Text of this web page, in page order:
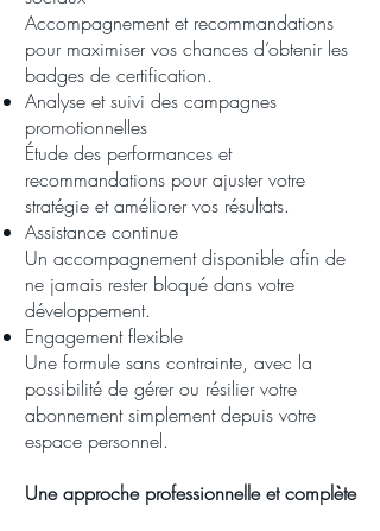
Accompagnement et recommandations
pour maximiser vos chances d’obtenir les
badges de certification.
Analyse et suivi des campagnes
promotionnelles
Étude des performances et
recommandations pour ajuster votre
stratégie et améliorer vos résultats.
Assistance continue
Un accompagnement disponible afin de
ne jamais rester bloqué dans votre
développement.
Engagement flexible
Une formule sans contrainte, avec la
possibilité de gérer ou résilier votre
abonnement simplement depuis votre
espace personnel.
Une approche professionnelle et complète